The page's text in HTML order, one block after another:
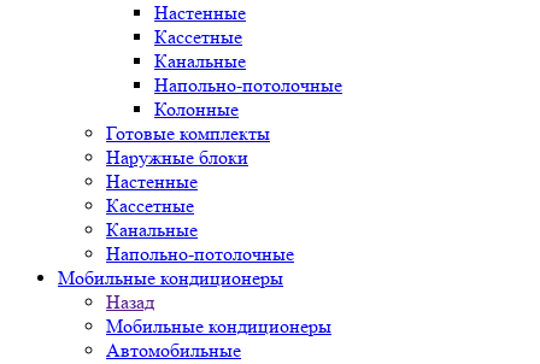
Настенные
Кассетные
Канальные
Напольно-потолочные
Колонные
Готовые комплекты
Наружные блоки
Настенные
Кассетные
Канальные
Напольно-потолочные
Мобильные кондиционеры
Назад
Мобильные кондиционеры
Автомобильные